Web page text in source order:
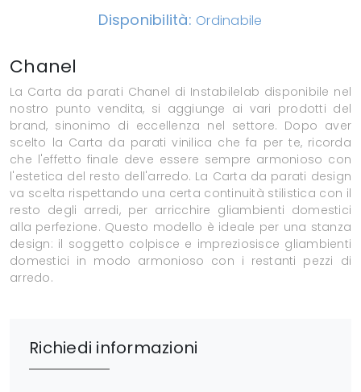
Disponibilità: Ordinabile
Chanel
La Carta da parati Chanel di Instabilelab disponibile nel
nostro punto vendita, si aggiunge ai vari prodotti del
brand, sinonimo di eccellenza nel settore. Dopo aver
scelto la Carta da parati vinilica che fa per te, ricorda
che l'effetto finale deve essere sempre armonioso con
l'estetica del resto dell'arredo. La Carta da parati design
va scelta rispettando una certa continuità stilistica con il
resto degli arredi, per arricchire gliambienti domestici
alla perfezione. Questo modello è ideale per una stanza
design: il soggetto colpisce e impreziosisce gliambienti
domestici in modo armonioso con i restanti pezzi di
arredo.
Richiedi informazioni